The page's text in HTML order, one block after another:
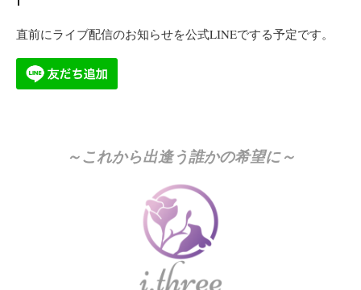
直前にライブ配信のお知らせを公式LINEでする予定です。
～これから出逢う誰かの希望に～